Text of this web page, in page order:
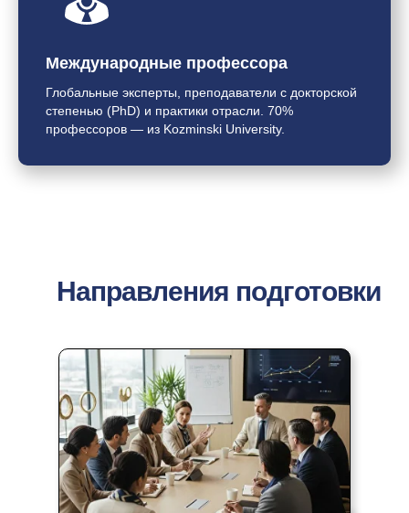
Международные профессора
Глобальные эксперты, преподаватели с докторской
степенью (PhD) и практики отрасли. 70%
профессоров — из Kozminski University.
Направления подготовки